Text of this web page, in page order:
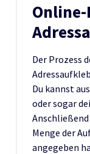
Der Prozess
Du kannst
oder sogar
Menge der
angegeben